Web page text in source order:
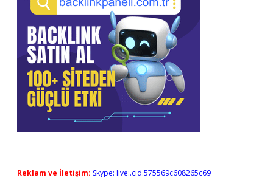
Reklam ve İletişim: Skype: live:.cid.575569c608265c69